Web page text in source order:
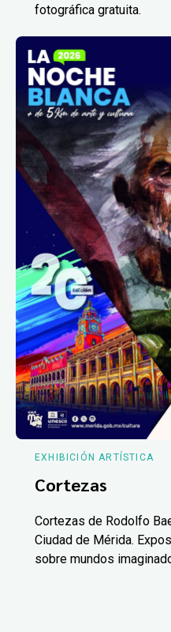
fotográfica gratuita.
EXHIBICIÓN ARTÍSTICA
Cortezas
Cortezas de Rodolfo
Ciudad de Mérida.
sobre mundos